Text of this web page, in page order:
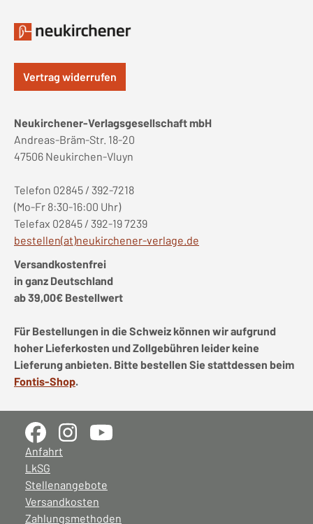
Vertrag widerrufen
Neukirchener-Verlagsgesellschaft mbH
Andreas-Bräm-Str. 18-20
47506 Neukirchen-Vluyn
Telefon 02845 / 392-7218
(Mo-Fr 8:30-16:00 Uhr)
Telefax 02845 / 392-19 7239
bestellen(at)neukirchener-verlage.de
Versandkostenfrei
in ganz Deutschland
ab 39,00€ Bestellwert
Für Bestellungen in die Schweiz können wir aufgrund
hoher Lieferkosten und Zollgebühren leider keine
Lieferung anbieten. Bitte bestellen Sie stattdessen beim
Fontis-Shop.
Anfahrt
LkSG
Stellenangebote
Versandkosten
Zahlungsmethoden